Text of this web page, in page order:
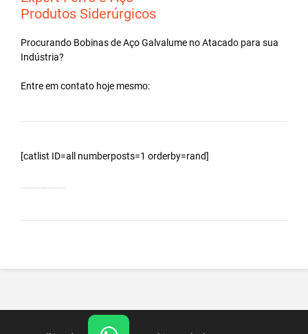
Produtos Siderúrgicos
Procurando Bobinas deAço Galvalume noAtacado para sua
Indústria?
Entre em contato hoje mesmo:
[catlist ID=all numberposts=1 orderby=rand]